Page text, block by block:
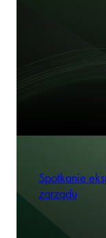
Spotkanie
zarządu